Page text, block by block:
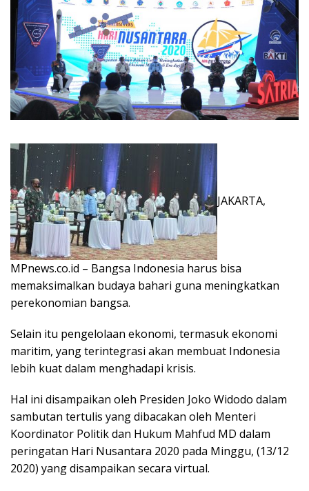
JAKARTA,
MPnews.co.id – Bangsa Indonesia harus bisa
memaksimalkan budaya bahari guna meningkatkan
perekonomian bangsa.
Selain itu pengelolaan ekonomi, termasuk ekonomi
maritim, yang terintegrasi akan membuat Indonesia
lebih kuat dalam menghadapi krisis.
Hal ini disampaikan oleh Presiden Joko Widodo dalam
sambutan tertulis yang dibacakan oleh Menteri
Koordinator Politik dan Hukum Mahfud MD dalam
peringatan Hari Nusantara 2020 pada Minggu, (13/12
2020) yang disampaikan secara virtual.